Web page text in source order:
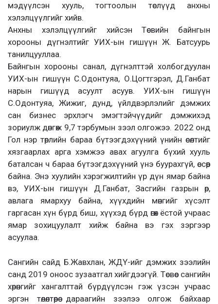
мэдүүлсэн хууль, тогтоолын төслүүд анхны
хэлэлцүүлгийг хийв.
Анхны хэлэлцүүлгийг хийсэн Төсвийн байнгын
хорооны дүгнэлтийг УИХ-ын гишүүн Ж. Батсуурь
танилцууллаа.
Байнгын хорооны санал, дүгнэлттэй холбогдуулан
УИХ-ын гишүүн С.Одонтуяа, О.Цогтгэрэл, Д.Ганбат
нарын гишүүд асуулт асуув. УИХ-ын гишүүн
С.Одонтуяа, Жижиг, дунд, үйлдвэрлэлийг дэмжих
сан бизнес эрхлэгч эмэгтэйчүүдийг дэмжихэд
зориулж дөнгөж 9,7 тэрбумын зээл олгожээ. 2022 онд
Гол нэр төрлийн бараа бүтээгдэхүүний үнийн өсөлтийг
хязгаарлах арга хэмжээ авах агуулга бүхий хууль
баталсан ч бараа бүтээгдэхүүний үнэ буурахгүй, өссөөр
байна. Энэ хуулийн хэрэгжилтийн үр дүн ямар байна
вэ, УИХ-ын гишүүн Д.Ганбат, Засгийн газрын өр,
авлага ямархуу байна, хүүхдийн мөнгийг хүсэлт
гаргасан хүн бүрд биш, хүүхэд бүрд өгөх ёстой учраас
ямар зохицуулалт хийж байна вэ гэх зэргээр
асуулаа.
Сангийн сайд Б.Жавхлан, ЖДҮ-ийг дэмжих зээлийн
санд 2019 оноос зузаатгал хийгдээгүй. Төсвөөс сангийн
хөрөнгийг хангалттай бүрдүүлсэн гэж үзсэн учраас
эргэн төлөлтөөрөө дараагийн зээлээ олгож байхаар